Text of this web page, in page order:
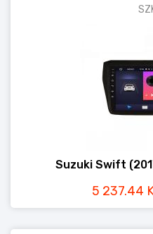
Suzuki Swift
5 237.44